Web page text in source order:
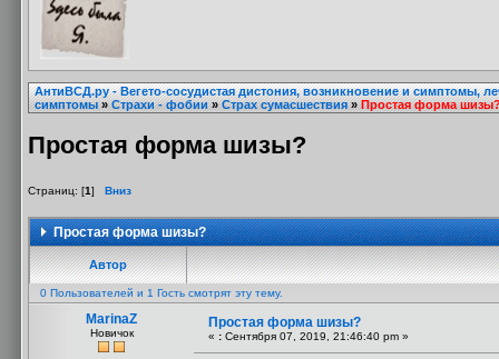
АнтиВСД.ру - Вегето-сосудистая дистония, возникновение и симптомы,
симптомы»Страхи - фобии»Страх сумасшествия»Простая форма
Простая форма шизы?
Страниц: [1] Вниз
Простая форма шизы?
Автор
0 Пользователей и 1 Гость смотрят эту тему.
MarinaZ
Новичок
Простая форма шизы?
« : Сентября 07, 2019, 21:46:40 pm »